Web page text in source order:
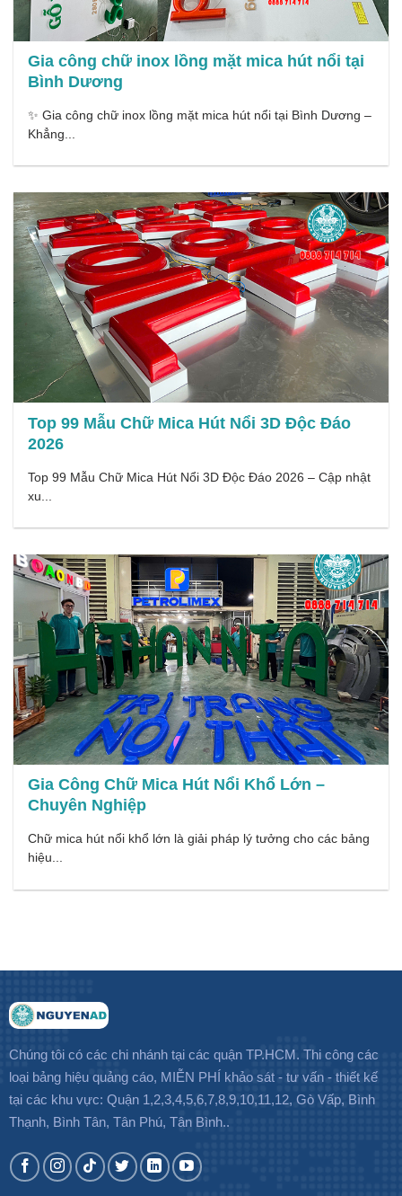
Gia công chữ inox lồng mặt mica hút nổi tại
Bình Dương
✨ Gia công chữ inox lồng mặt mica hút nổi tại Bình Dương –
Khẳng...
Top 99 Mẫu Chữ Mica Hút Nổi 3D Độc Đáo
2026
Top 99 Mẫu Chữ Mica Hút Nổi 3D Độc Đáo 2026 – Cập nhật
xu...
Gia Công Chữ Mica Hút Nổi Khổ Lớn –
Chuyên Nghiệp
Chữ mica hút nổi khổ lớn là giải pháp lý tưởng cho các bảng
hiệu...
Chúng tôi có các chi nhánh tại các quận TP.HCM. Thi công các
loại bảng hiệu quảng cáo, MIỄN PHÍ khảo sát - tư vấn - thiết kế
tại các khu vực: Quận 1,2,3,4,5,6,7,8,9,10,11,12, Gò Vấp, Bình
Thạnh, Bình Tân, Tân Phú, Tân Bình..